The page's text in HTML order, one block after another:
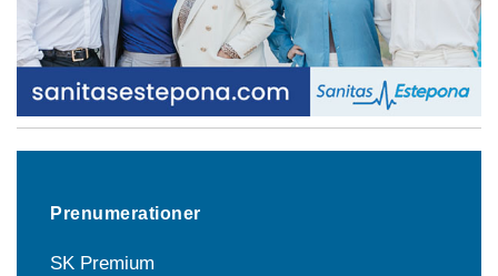
Prenumerationer
SK Premium